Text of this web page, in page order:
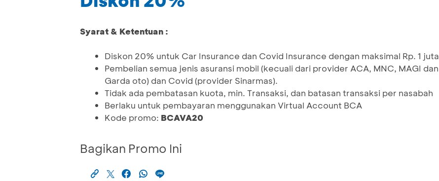
Syarat & Ketentuan :
Diskon 20% untuk Car Insurance dan Covid Insurance dengan maksimal Rp. 1 juta
Pembelian semua jenis asuransi mobil (kecuali dari provider ACA, MNC, MAGI dan
Garda oto) dan Covid (provider Sinarmas).
Tidak ada pembatasan kuota, min. Transaksi, dan batasan transaksi per nasabah
Berlaku untuk pembayaran menggunakan Virtual Account BCA
Kode promo: BCAVA20
Bagikan Promo Ini